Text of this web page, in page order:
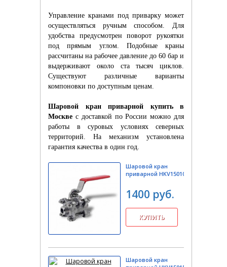
Управление кранами под приварку может
осуществляться ручным способом. Для
удобства предусмотрен поворот рукоятки
под прямым углом. Подобные краны
рассчитаны на рабочее давление до 60 бар и
выдерживают около ста тысяч циклов.
Существуют различные варианты
компоновки по доступным ценам.
Шаровой кран приварной купить в
Москве с доставкой по России можно для
работы в суровых условиях северных
территорий. На механизм установлена
гарантия качества в один год.
Шаровой кран
приварной HKV15010
1400 руб.
Шаровой кран